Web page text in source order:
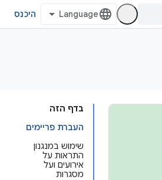
היכנס
בדף הזה
העברת פריימים
שימוש במנגנון
התראות על
אירועים ועל
מסגרות